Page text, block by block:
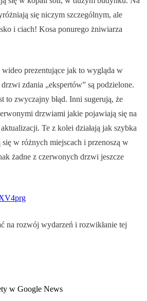
się niczym szczególnym, ale
i ciach! Kosa ponurego żniwiarza
prezentujące jak to wygląda w
zdania „ekspertów” są podzielone.
to zwyczajny błąd. Inni sugerują, że
drzwiami jakie pojawiają się na
Te z kolei działają jak szybka
w różnych miejscach i przenoszą w
żadne z czerwonych drzwi jeszcze
na rozwój wydarzeń i rozwikłanie tej
w Google News